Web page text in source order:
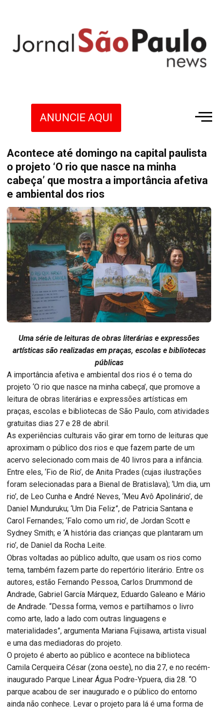
ANUNCIE AQUI
Acontece até domingo na capital paulista
o projeto ‘O rio que nasce na minha
cabeça’ que mostra a importância afetiva
e ambiental dos rios
Uma série de leituras de obras literárias e expressões
artísticas são realizadas em praças, escolas e bibliotecas
públicas
A importância afetiva e ambiental dos rios é o tema do
projeto ‘O rio que nasce na minha cabeça’, que promove a
leitura de obras literárias e expressões artísticas em
praças, escolas e bibliotecas de São Paulo, com atividades
gratuitas dias 27 e 28 de abril.
As experiências culturais vão girar em torno de leituras que
aproximam o público dos rios e que fazem parte de um
acervo selecionado com mais de 40 livros para a infância.
Entre eles, ‘Fio de Rio’, de Anita Prades (cujas ilustrações
foram selecionadas para a Bienal de Bratislava); ‘Um dia, um
rio’, de Leo Cunha e André Neves, ‘Meu Avô Apolinário’, de
Daniel Munduruku; ‘Um Dia Feliz”, de Patricia Santana e
Carol Fernandes; ‘Falo como um rio’, de Jordan Scott e
Sydney Smith; e ‘A história das crianças que plantaram um
rio’, de Daniel da Rocha Leite.
Obras voltadas ao público adulto, que usam os rios como
tema, também fazem parte do repertório literário. Entre os
autores, estão Fernando Pessoa, Carlos Drummond de
Andrade, Gabriel García Márquez, Eduardo Galeano e Mário
de Andrade. “Dessa forma, vemos e partilhamos o livro
como arte, lado a lado com outras linguagens e
materialidades”, argumenta Mariana Fujisawa, artista visual
e uma das mediadoras do projeto.
O projeto é aberto ao público e acontece na biblioteca
Camila Cerqueira César (zona oeste), no dia 27, e no recém-
inaugurado Parque Linear Água Podre-Ypuera, dia 28. “O
parque acabou de ser inaugurado e o público do entorno
ainda não conhece. Levar o projeto para lá é uma forma de